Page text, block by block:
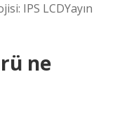
IPS LCDYayın
ne